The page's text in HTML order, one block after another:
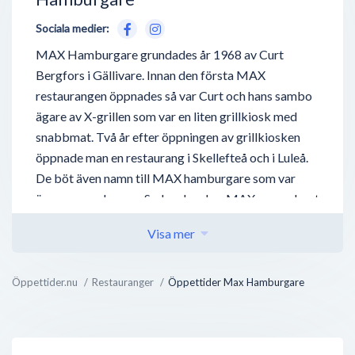
Öppettider.nu Restauranger Öppettider Max Hamburgare
Sociala medier:
MAX Hamburgare grundades år 1968 av Curt
Bergfors i Gällivare. Innan den första MAX
restaurangen öppnades så var Curt och hans sambo
ägare av X-grillen som var en liten grillkiosk med
snabbmat. Två år efter öppningen av grillkiosken
öppnade man en restaurang i Skellefteå och i Luleå.
De böt även namn till MAX hamburgare som var
ägarens smeknamn. Sedan dess har MAX expanderat
och är i dag Sveriges näst största hamburgerkedja.
erbjuder kött och fågel från Sveriges gårdar. Vilket
Visa mer